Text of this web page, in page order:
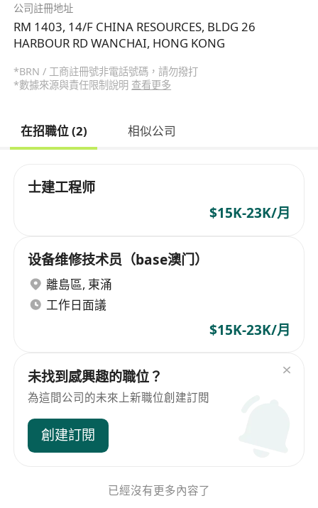
公司註冊地址
RM 1403, 14/F CHINA RESOURCES, BLDG 26
HARBOUR RD WANCHAI, HONG KONG
*BRN / 工商註冊號非電話號碼，請勿撥打
*數據來源與責任限制說明 查看更多
在招職位 (2) 相似公司
士建工程师
$15K-23K/月
设备维修技术员（base澳门）
離島區, 東涌
工作日面議
$15K-23K/月
未找到感興趣的職位？
為這間公司的未來上新職位創建訂閱
創建訂閱
已經沒有更多內容了